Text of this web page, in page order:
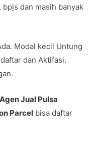
dan masih banyak
Modal kecil Untung
dan Aktifasi.
Agen Jual Pulsa
Parcel bisa daftar